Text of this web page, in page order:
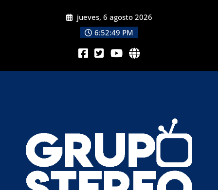
jueves, 6 agosto 2026
6:52:51 PM